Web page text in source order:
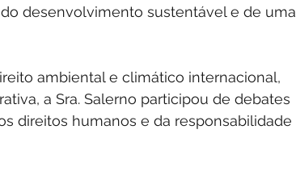
desenvolvimento sustentável e de uma
ambiental e climático internacional,
a Sra. Salerno participou de debates
direitos humanos e da responsabilidade